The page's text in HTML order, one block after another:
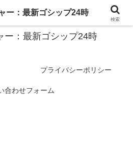
追跡！話題のゴシップがここに集結
ー：最新ゴシップ24時
プライバシーポリシー
合わせフォーム
ー：最新ゴシップ24時
検索